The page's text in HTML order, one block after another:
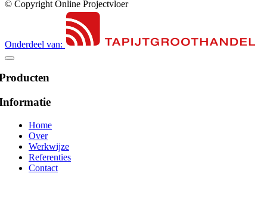
© Copyright Online Projectvloer
Onderdeel van:
Home
Over
Werkwijze
Referenties
Contact